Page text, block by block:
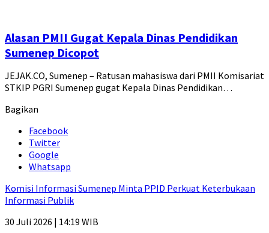
Alasan PMII Gugat Kepala Dinas Pendidikan
Sumenep Dicopot
JEJAK.CO, Sumenep – Ratusan mahasiswa dari PMII Komisariat
STKIP PGRI Sumenep gugat Kepala Dinas Pendidikan…
Bagikan
Facebook
Twitter
Google
Whatsapp
Komisi Informasi Sumenep Minta PPID Perkuat Keterbukaan
Informasi Publik
30 Juli 2026 | 14:19 WIB